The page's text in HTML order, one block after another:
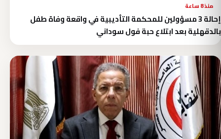
منذ 8 ساعة
إحالة 3 مسؤولين للمحكمة التأديبية في واقعة وفاة طفل
بالدقهلية بعد ابتلاع حبة فول سوداني